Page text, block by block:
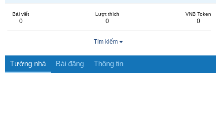
Bài viết
0
Lượt thích
0
VNB Token
0
Tìm kiếm
Tường nhà Bài đăng Thông tin